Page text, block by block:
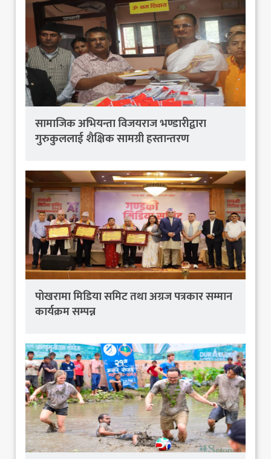
सामाजिक अभियन्ता विजयराज भण्डारीद्वारा
गुरुकुललाई शैक्षिक सामग्री हस्तान्तरण
पोखरामा मिडिया समिट तथा अग्रज पत्रकार सम्मान
कार्यक्रम सम्पन्न